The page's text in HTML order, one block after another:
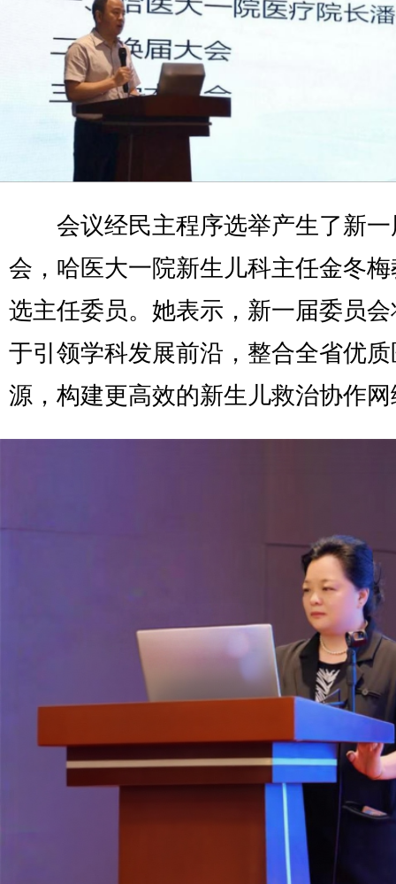
会议经民主程序选举产生了新一
会，哈医大一院新生儿科主任金冬
选主任委员。她表示，新一届委员
于引领学科发展前沿，整合全省优
源，构建更高效的新生儿救治协作